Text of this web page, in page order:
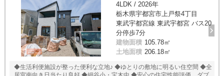
4LDK / 2026年
栃木県宇都宮市上戸祭4丁目
東武宇都宮線 東武宇都宮 バス20
分停歩7分
建物面積 105.78㎡
土地面積 206.18㎡
◆生活利便施設が整った便利な立地♪ ◆ゆとりの敷地に明るい住空間 ◆全